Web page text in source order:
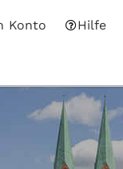
Konto Hilfe